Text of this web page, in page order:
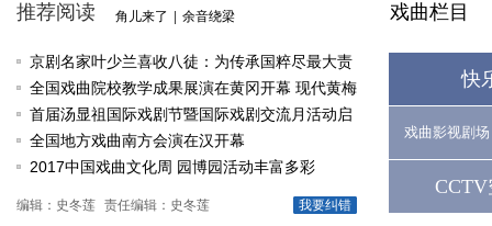
推荐阅读 角儿来了 余音绕梁
京剧名家叶少兰喜收八徒：为传承国粹尽最大责
任
全国戏曲院校教学成果展演在黄冈开幕 现代黄梅
戏《槐花谣》倾情..
首届汤显祖国际戏剧节暨国际戏剧交流月活动启
动
全国地方戏曲南方会演在汉开幕
2017中国戏曲文化周 园博园活动丰富多彩
我要纠错
编辑：史冬莲 责任编辑：史冬莲
戏曲栏目
快
戏曲影视剧场